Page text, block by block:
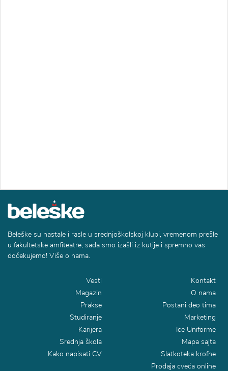
Beleške su nastale i rasle u srednjoškolskoj klupi, vremenom prešle
u fakultetske amfiteatre, sada smo izašli iz kutije i spremno vas
dočekujemo! Više o nama.
Vesti
Magazin
Prakse
Studiranje
Karijera
Srednja škola
Kako napisati CV
Kontakt
O nama
Postani deo tima
Marketing
Ice Uniforme
Mapa sajta
Slatkoteka krofne
Prodaja cveća online